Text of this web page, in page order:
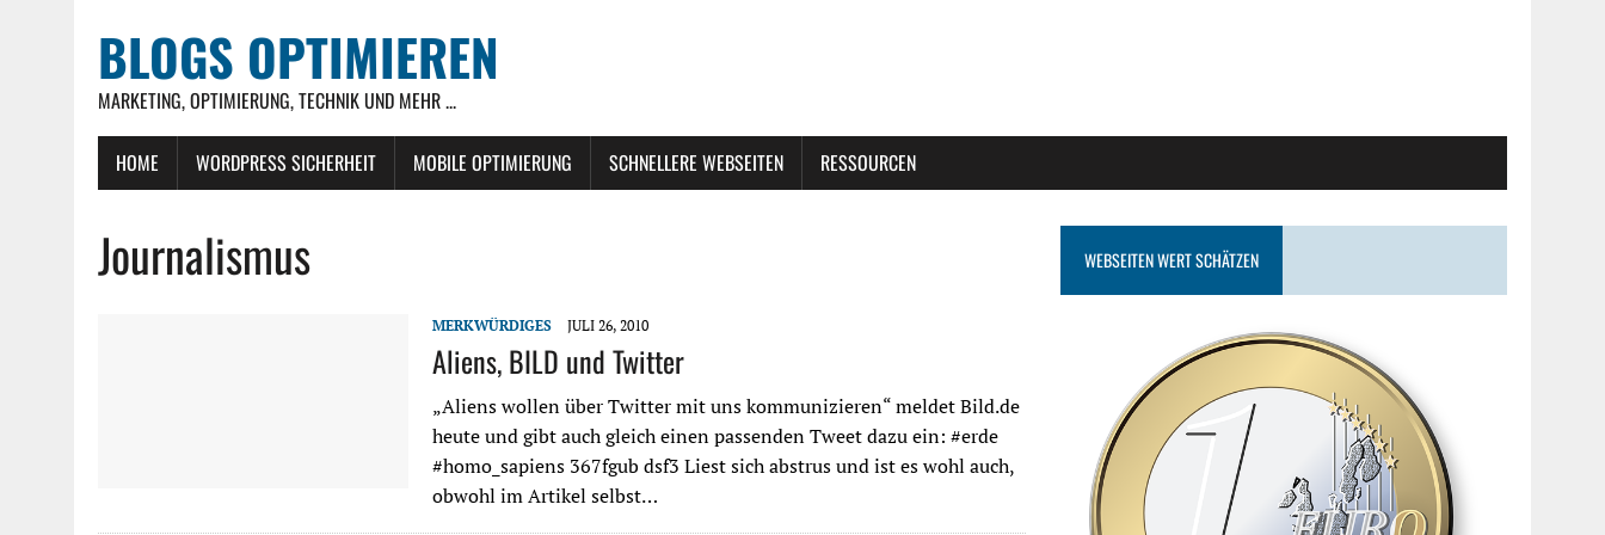
BLOGS OPTIMIEREN
MARKETING, OPTIMIERUNG, TECHNIK UND MEHR ...
HOME WORDPRESS SICHERHEIT MOBILE OPTIMIERUNG SCHNELLERE WEBSEITEN RESSOURCEN
Journalismus
MERKWÜRDIGES JULI 26, 2010
Aliens, BILD und Twitter
„Aliens wollen über Twitter mit uns kommunizieren“ meldet Bild.de
heute und gibt auch gleich einen passenden Tweet dazu ein: #erde
#homo_sapiens 367fgub dsf3 Liest sich abstrus und ist es wohl auch,
obwohl im Artikel selbst…
WEBSEITEN WERT SCHÄTZEN